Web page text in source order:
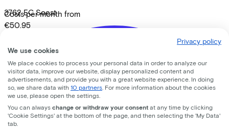
3762 EC Soest
Costs per month from
€50,95
Save€582,92
Lease a Bike
About us
Our team
Contact
Privacy policy
We use cookies
We place cookies to process your personal data in order to analyze our
visitor data, improve our website, display personalized content and
advertisements, and provide you with a great website experience. In doing
so, we share data with 10 partners . For more information about the cookies
we use, please open the settings.
You can always change or withdraw your consent at any time by clicking
'Cookie Settings' at the bottom of the page, and then selecting the 'My Data'
tab.